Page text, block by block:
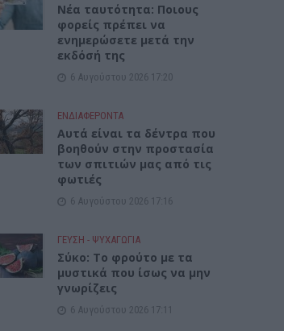
Νέα ταυτότητα: Ποιους
φορείς πρέπει να
ενημερώσετε μετά την
εκδόσή της
6 Αυγούστου 2026 17:20
ΕΝΔΙΑΦΕΡΟΝΤΑ
Αυτά είναι τα δέντρα που
βοηθούν στην προστασία
των σπιτιών μας από τις
φωτιές
6 Αυγούστου 2026 17:16
ΓΕΎΣΗ - ΨΥΧΑΓΩΓΊΑ
Σύκο: Το φρούτο με τα
μυστικά που ίσως να μην
γνωρίζεις
6 Αυγούστου 2026 17:11